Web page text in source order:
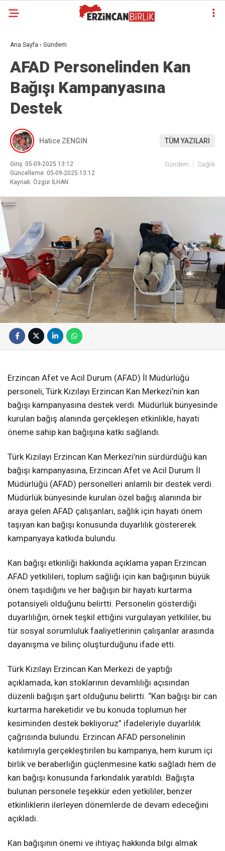
Ana Sayfa › Gündem
AFAD Personelinden Kan
Bağışı Kampanyasına
Destek
Hatice ZENGİN TÜM YAZILARI
Giriş: 05-09-2025 13:12
Güncelleme: 05-09-2025 13:12
Kaynak: Özgür İLHAN
Gündem Sağlık
Erzincan Afet ve Acil Durum (AFAD) İl Müdürlüğü
personeli, Türk Kızılayı Erzincan Kan Merkezi’nin kan
bağışı kampanyasına destek verdi. Müdürlük bünyesinde
kurulan bağış alanında gerçekleşen etkinlikle, hayati
öneme sahip kan bağışına katkı sağlandı.
Türk Kızılayı Erzincan Kan Merkezi’nin sürdürdüğü kan
bağışı kampanyasına, Erzincan Afet ve Acil Durum İl
Müdürlüğü (AFAD) personelleri anlamlı bir destek verdi.
Müdürlük bünyesinde kurulan özel bağış alanında bir
araya gelen AFAD çalışanları, sağlık için hayati önem
taşıyan kan bağışı konusunda duyarlılık göstererek
kampanyaya katkıda bulundu.
Kan bağışı etkinliği hakkında açıklama yapan Erzincan
AFAD yetkilileri, toplum sağlığı için kan bağışının büyük
önem taşıdığını ve her bağışın bir hayatı kurtarma
potansiyeli olduğunu belirtti. Personelin gösterdiği
duyarlılığın, örnek teşkil ettiğini vurgulayan yetkililer, bu
tür sosyal sorumluluk faaliyetlerinin çalışanlar arasında
dayanışma ve bilinç oluşturduğunu ifade etti.
Türk Kızılayı Erzincan Kan Merkezi de yaptığı
açıklamada, kan stoklarının devamlılığı açısından
düzenli bağışın şart olduğunu belirtti. “Kan bağışı bir can
kurtarma hareketidir ve bu konuda toplumun her
kesiminden destek bekliyoruz” ifadeleriyle duyarlılık
çağrısında bulundu. Erzincan AFAD personelinin
katılımıyla gerçekleştirilen bu kampanya, hem kurum içi
birlik ve beraberliğin güçlenmesine katkı sağladı hem de
kan bağışı konusunda farkındalık yaratıldı. Bağışta
bulunan personele teşekkür eden yetkililer, benzer
etkinliklerin ilerleyen dönemlerde de devam edeceğini
açıkladı.
Kan bağışının önemi ve ihtiyaç hakkında bilgi almak